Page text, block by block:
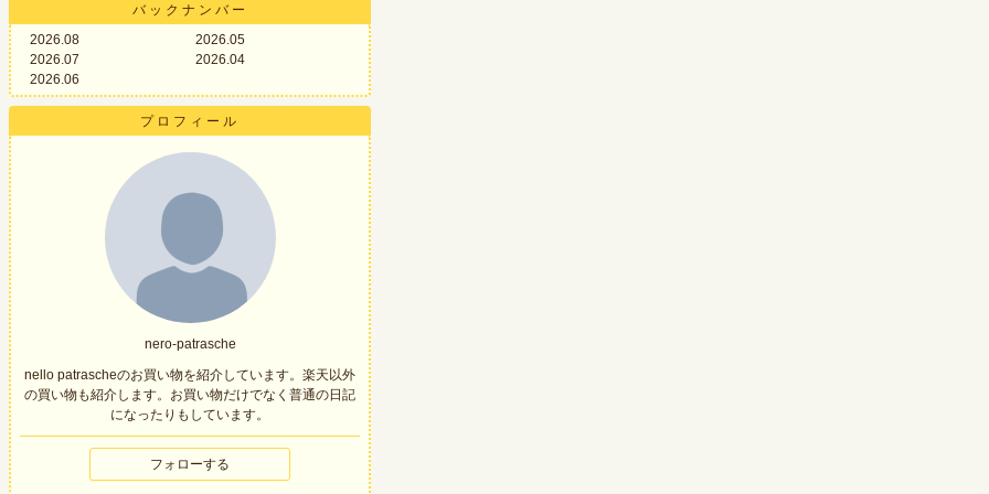
バックナンバー
2026.08
2026.07
2026.06
2026.05
2026.04
プロフィール
nero-patrasche
nello patrascheのお買い物を紹介しています。楽天以外
の買い物も紹介します。お買い物だけでなく普通の日記
になったりもしています。
フォローする